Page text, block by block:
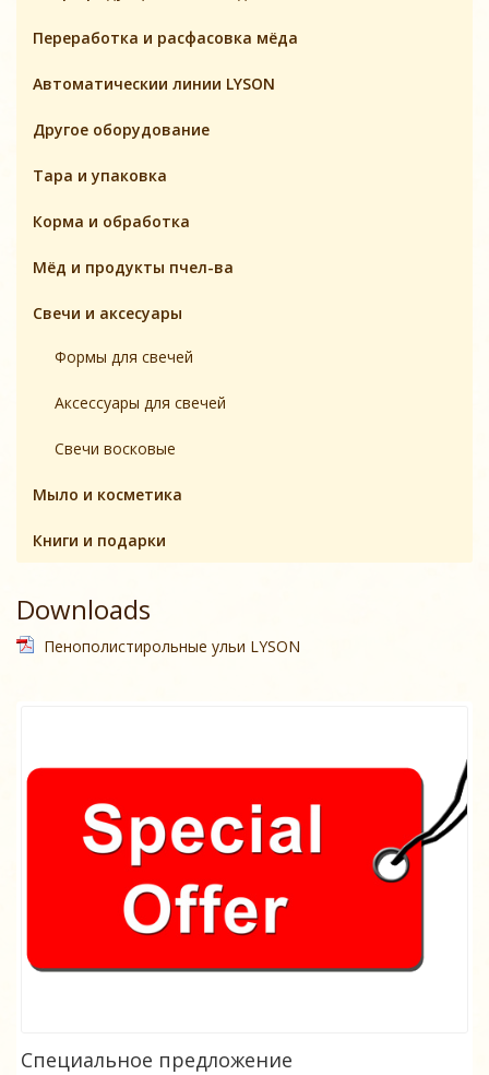
Переработка и расфасовка мёда
Автоматическии линии LYSON
Другое оборудование
Тара и упаковка
Корма и обработка
Мёд и продукты пчел-ва
Свечи и аксесуары
Формы для свечей
Аксесcуары для свечей
Свечи восковые
Мыло и косметика
Книги и подарки
Downloads
Пенополистирольные ульи LYSON
Специальное предложение